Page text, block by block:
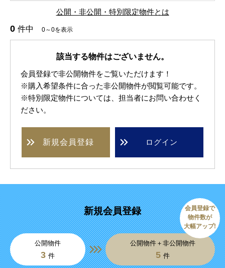
公開・非公開・特別限定物件とは
0 件中 0～0を表示
該当する物件はございません。
会員登録で非公開物件をご覧いただけます！
※購入希望条件に合った非公開物件が閲覧可能です。
※特別限定物件については、担当者にお問い合わせく
ださい。
新規会員登録 ログイン
新規会員登録
公開物件
3 件
公開物件＋非公開物件
5 件
会員登録で
物件数が
大幅アップ!